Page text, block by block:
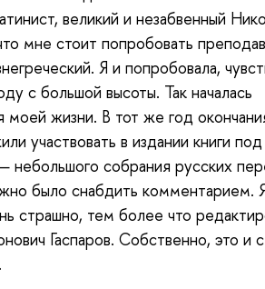
великий и незабвенный
мне стоит попробовать
Я и попробовала,
с большой высоты. Так началась
моей жизни. В тот же год
участвовать в издании книги под
небольшого собрания русских
было снабдить комментарием.
страшно, тем более что
Гаспаров. Собственно, это и